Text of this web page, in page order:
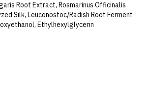
Root Extract, Rosmarinus Officinalis
Silk, Leuconostoc/Radish Root Ferment
Ethylhexylglycerin